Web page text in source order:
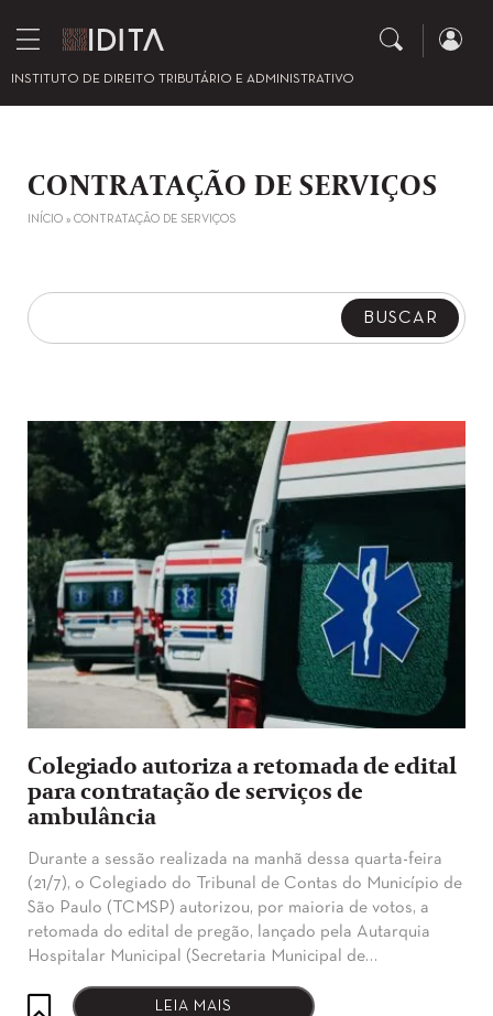
INSTITUTO DE DIREITO TRIBUTÁRIO E ADMINISTRATIVO
CONTRATAÇÃO DE SERVIÇOS
INÍCIO » CONTRATAÇÃO DE SERVIÇOS
Colegiado autoriza a retomada de edital
para contratação de serviços de
ambulância
Durante a sessão realizada na manhã dessa quarta-feira
(21/7), o Colegiado do Tribunal de Contas do Município de
São Paulo (TCMSP) autorizou, por maioria de votos, a
retomada do edital de pregão, lançado pela Autarquia
Hospitalar Municipal (Secretaria Municipal de…
LEIA MAIS